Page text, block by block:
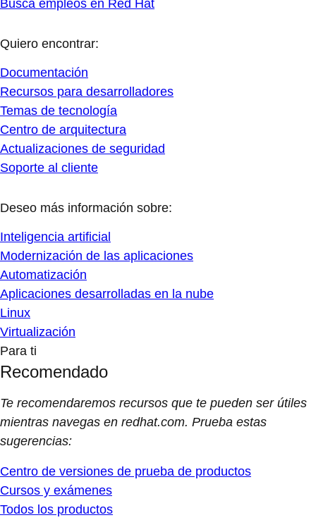
Busca empleos en Red Hat
Quiero encontrar:
Documentación
Recursos para desarrolladores
Temas de tecnología
Centro de arquitectura
Actualizaciones de seguridad
Soporte al cliente
Deseo más información sobre:
Inteligencia artificial
Modernización de las aplicaciones
Automatización
Aplicaciones desarrolladas en la nube
Linux
Virtualización
Para ti
Recomendado
Te recomendaremos recursos que te pueden ser útiles
mientras navegas en redhat.com. Prueba estas
sugerencias:
Centro de versiones de prueba de productos
Cursos y exámenes
Todos los productos